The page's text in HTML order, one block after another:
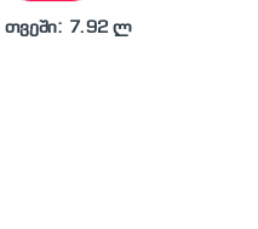
თვეში: 7.92 ლ